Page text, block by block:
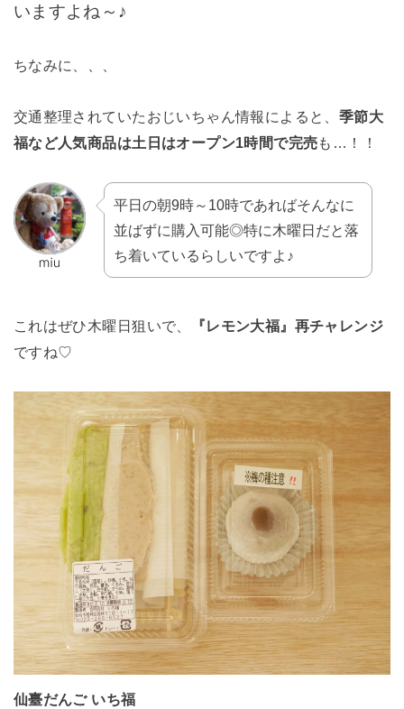
いますよね～♪
ちなみに、、、
交通整理されていたおじいちゃん情報によると、 季節大
福など人気商品は土日はオープン1時間で完売も…！！
平日の朝9時～10時であればそんなに
並ばずに購入可能◎特に木曜日だと落
ち着いているらしいですよ♪
これはぜひ木曜日狙いで、
『レモン大福』再チャレンジ
ですね♡
仙臺だんご いち福